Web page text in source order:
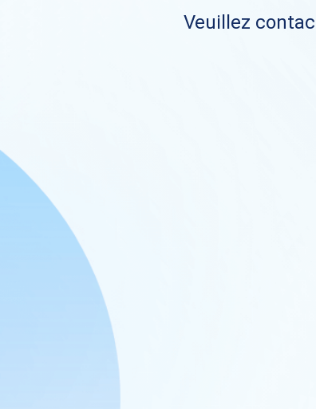
Veuillez